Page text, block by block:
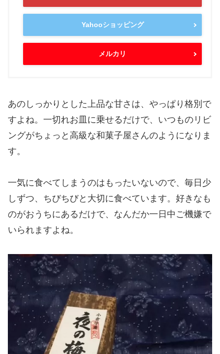
Yahooショッピング
メルカリ
あのしっかりとした上品な甘さは、やっぱり格別で
すよね。一切れお皿に乗せるだけで、いつものリビ
ングがちょっと高級な和菓子屋さんのようになりま
す。
一気に食べてしまうのはもったいないので、毎日少
しずつ、ちびちびと大切に食べています。好きなも
のがおうちにあるだけで、なんだか一日中ご機嫌で
いられますよね。